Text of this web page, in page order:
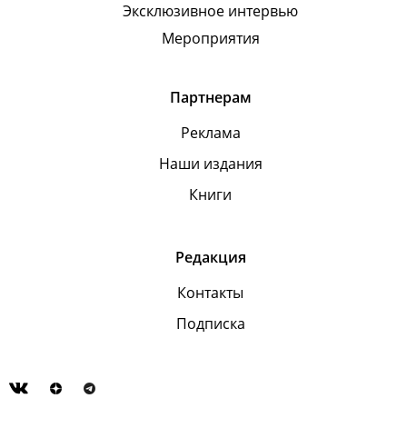
Эксклюзивное интервью
Мероприятия
Партнерам
Реклама
Наши издания
Книги
Редакция
Контакты
Подписка